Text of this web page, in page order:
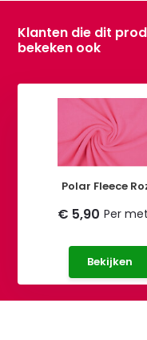
Klanten die dit
bekeken ook
Polar Fleece
€ 5,90 Per
Bekijken